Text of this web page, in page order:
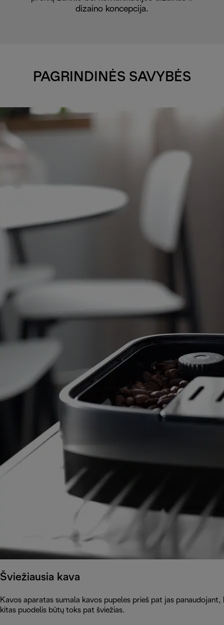
dizaino koncepcija.
PAGRINDINĖS SAVYBĖS
Šviežiausia kava
Kavos aparatas sumala kavos pupeles prieš pat jas
kitas puodelis būtų toks pat šviežias.